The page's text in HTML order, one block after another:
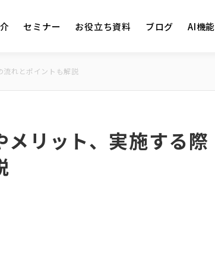
セミナー お役立ち資料 ブログ AI機能
れとポイントも解説
リット、実施する際